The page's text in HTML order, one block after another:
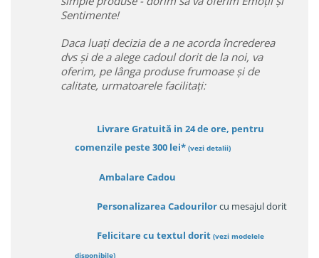
Sentimente!
Daca luați decizia de a ne acorda încrederea
dvs și de a alege cadoul dorit de la noi, va
oferim, pe lânga produse frumoase și de
calitate, urmatoarele facilitați:
Livrare Gratuită in 24 de ore, pentru
comenzile peste 300 lei* (vezi detalii)
Ambalare Cadou
Personalizarea Cadourilorcu mesajul dorit
Felicitare cu textul dorit (vezi modelele
disponibile)